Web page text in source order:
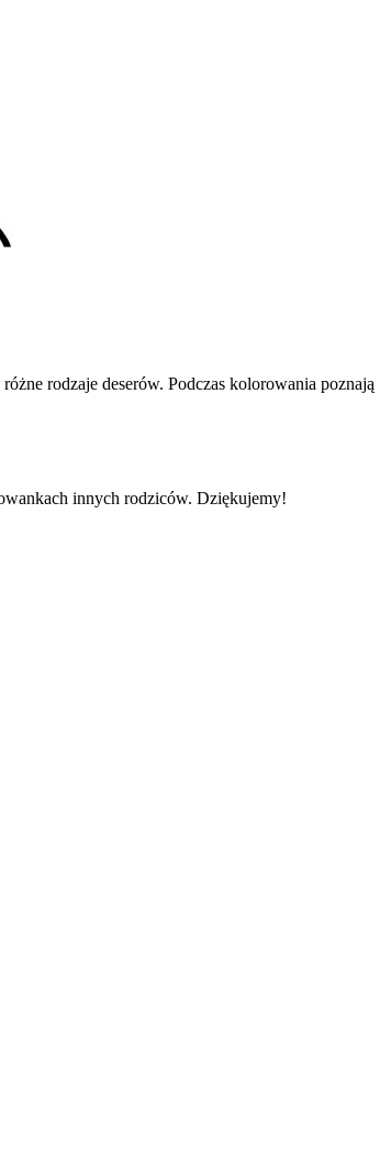
rodzaje deserów. Podczas kolorowania poznają
innych rodziców. Dziękujemy!